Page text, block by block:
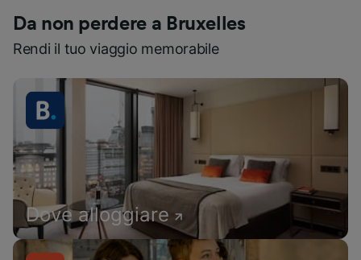
Da non perdere a Bruxelles
Rendi il tuo viaggio memorabile
Dove alloggiare